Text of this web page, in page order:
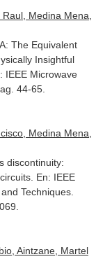
Medina Mena,
The Equivalent
Insightful
IEEE Microwave
44-65.
Medina Mena,
discontinuity:
En: IEEE
Techniques.
Aintzane, Martel